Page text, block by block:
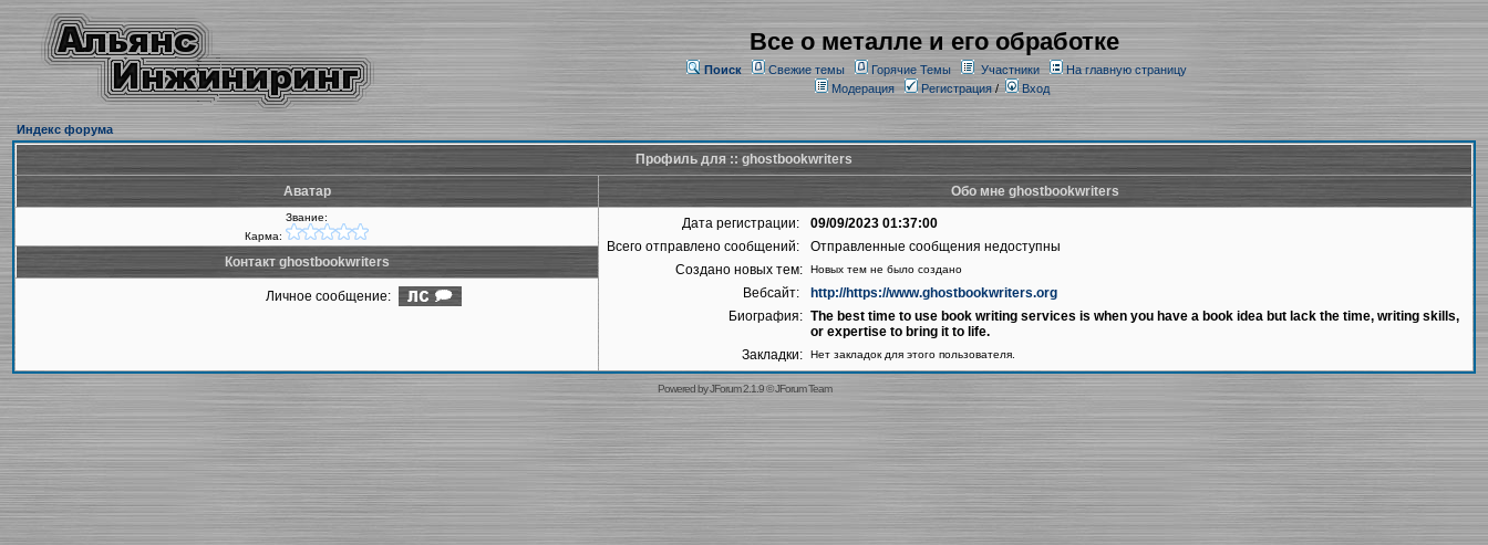
Все о металле и его обработке
Поиск Свежие темы Горячие Темы Участники
На главную страницу
Модерация
Регистрация/ Вход
Индекс форума
Профиль для :: ghostbookwriters
Аватар Обо мне ghostbookwriters
Звание:
Карма:
Дата регистрации:
09/09/2023 01:37:00
Всего отправлено сообщений:
Отправленные сообщения недоступны
Создано новых тем:
Новых тем не было создано
Вебсайт:
http://https://www.ghostbookwriters.org
Биография: The best time to use book writing services is when you have a book idea but lack the time, writing skills,
or expertise to bring it to life.
Закладки:
Нет закладок для этого пользователя.
Контакт ghostbookwriters
Личное сообщение:
Powered byJForum 2.1.9©JForum Team